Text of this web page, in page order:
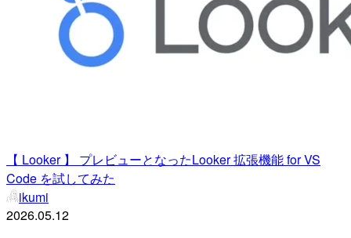
【 Looker 】 プレビューとなったLooker 拡張機能 for VS
Code を試してみた
ikumi
2026.05.12